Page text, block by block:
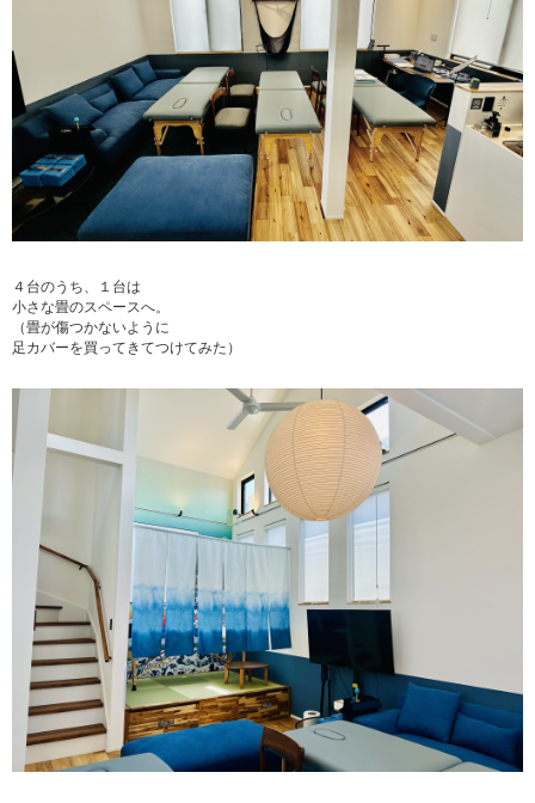
４台のうち、１台は
小さな畳のスペースへ。
（畳が傷つかないように
足カバーを買ってきてつけてみた）